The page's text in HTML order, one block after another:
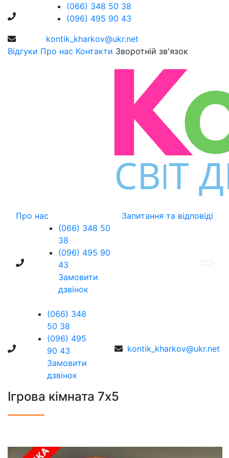
(066) 348 50 38
(096) 495 90 43
kontik_kharkov@ukr.net
Відгуки Про нас Контакти Зворотній зв'язок
Про нас
Запитання та відповіді
(066) 348 50
38
(096) 495 90
43
Замовити
дзвінок
(066) 348
50 38
(096) 495
90 43
Замовити
дзвінок
kontik_kharkov@ukr.net
Ігрова кімната 7х5